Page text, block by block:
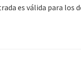
es válida para los